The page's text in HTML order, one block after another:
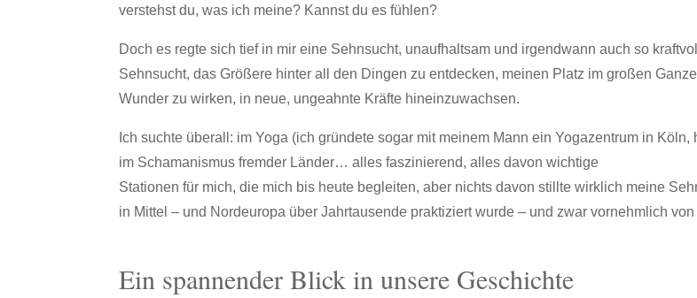
verstehst du, was ich meine? Kannst du es fühlen?
Doch es regte sich tief in mir eine Sehnsucht, unaufhaltsam und irgendwann auch so
Sehnsucht, das Größere hinter all den Dingen zu entdecken, meinen Platz im großen
Wunder zu wirken, in neue, ungeahnte Kräfte hineinzuwachsen.
Ich suchte überall: im Yoga (ich gründete sogar mit meinem Mann ein Yogazentrum in
im Schamanismus fremder Länder… alles faszinierend, alles davon wichtige
Stationen für mich, die mich bis heute begleiten, aber nichts davon stillte wirklich meine
in Mittel – und Nordeuropa über Jahrtausende praktiziert wurde – und zwar vornehmlich von
Ein spannender Blick in unsere Geschichte